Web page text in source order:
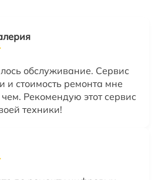
обслуживание. Сервис
и стоимость ремонта мне
Рекомендую этот сервис
техники!